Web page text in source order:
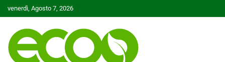
to
venerdì, Agosto 7, 2026